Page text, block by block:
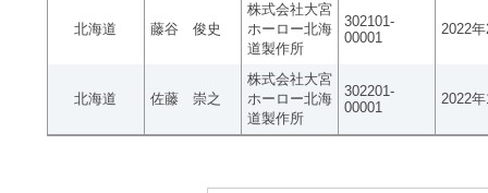
北海道 藤谷 俊史
株式会社大宮
ホーロー北海
道製作所
302101-
00001
2022
北海道 佐藤 崇之
株式会社大宮
ホーロー北海
道製作所
302201-
00001
2022